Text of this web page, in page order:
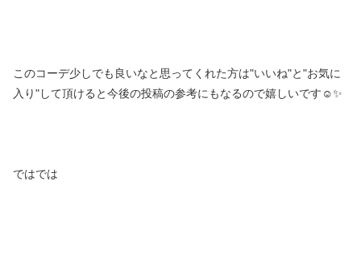
このコーデ少しでも良いなと思ってくれた方は"いいね"と"お気に
入り"して頂けると今後の投稿の参考にもなるので嬉しいです☺️✨
ではでは